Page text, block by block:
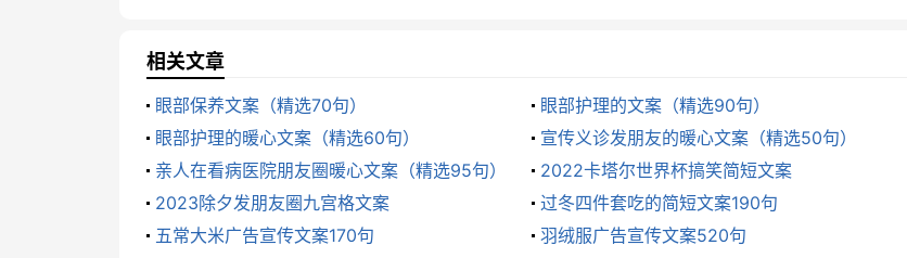
期待精彩享受快乐，世界杯让男人更男人!
11、11、世界杯皮球短信驾到，合作的话就阅读，雷倒的话就储存，发笑的话就回复，莫名其
妙就转发。此短信回传，开大脚皆可，删除的话，后果严重。
12、激情四射世界杯，N多球迷聚卡塔尔，加油喝彩不怕累，文明观赛真是美，比赛紧张人陶
醉，只见足球场上飞，眼花缭乱张着嘴，不知冠军是哪队。
相关文章
眼部保养文案（精选70句）
眼部护理的文案（精选90句）
眼部护理的暖心文案（精选60句）
宣传义诊发朋友的暖心文案（精选50句）
亲人在看病医院朋友圈暖心文案（精选95句）
2022卡塔尔世界杯搞笑简短文案
2023除夕发朋友圈九宫格文案
过冬四件套吃的简短文案190句
五常大米广告宣传文案170句
羽绒服广告宣传文案520句